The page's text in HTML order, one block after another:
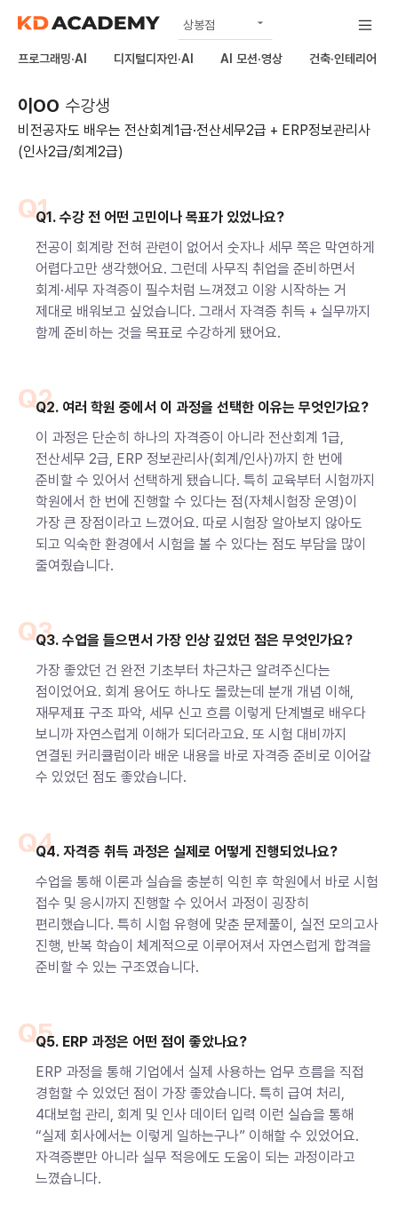
상봉점
공식
프로그래밍·AI 디지털디자인·AI AI 모션·영상 건축·인테리어
이OO 수강생
비전공자도 배우는 전산회계1급·전산세무2급 + ERP정보관리사
(인사2급/회계2급)
Q1Q1. 수강 전 어떤 고민이나 목표가 있었나요?
전공이 회계랑 전혀 관련이 없어서 숫자나 세무 쪽은 막연하게
어렵다고만 생각했어요. 그런데 사무직 취업을 준비하면서
회계·세무 자격증이 필수처럼 느껴졌고 이왕 시작하는 거
제대로 배워보고 싶었습니다. 그래서 자격증 취득 + 실무까지
함께 준비하는 것을 목표로 수강하게 됐어요.
Q2Q2. 여러 학원 중에서 이 과정을 선택한 이유는 무엇인가요?
이 과정은 단순히 하나의 자격증이 아니라 전산회계 1급,
전산세무 2급, ERP 정보관리사(회계/인사)까지 한 번에
준비할 수 있어서 선택하게 됐습니다. 특히 교육부터 시험까지
학원에서 한 번에 진행할 수 있다는 점(자체시험장 운영)이
가장 큰 장점이라고 느꼈어요. 따로 시험장 알아보지 않아도
되고 익숙한 환경에서 시험을 볼 수 있다는 점도 부담을 많이
줄여줬습니다.
Q3Q3. 수업을 들으면서 가장 인상 깊었던 점은 무엇인가요?
가장 좋았던 건 완전 기초부터 차근차근 알려주신다는
점이었어요. 회계 용어도 하나도 몰랐는데 분개 개념 이해,
재무제표 구조 파악, 세무 신고 흐름 이렇게 단계별로 배우다
보니까 자연스럽게 이해가 되더라고요. 또 시험 대비까지
연결된 커리큘럼이라 배운 내용을 바로 자격증 준비로 이어갈
수 있었던 점도 좋았습니다.
Q4Q4. 자격증 취득 과정은 실제로 어떻게 진행되었나요?
수업을 통해 이론과 실습을 충분히 익힌 후 학원에서 바로 시험
접수 및 응시까지 진행할 수 있어서 과정이 굉장히
편리했습니다. 특히 시험 유형에 맞춘 문제풀이, 실전 모의고사
진행, 반복 학습이 체계적으로 이루어져서 자연스럽게 합격을
준비할 수 있는 구조였습니다.
Q5Q5. ERP 과정은 어떤 점이 좋았나요?
ERP 과정을 통해 기업에서 실제 사용하는 업무 흐름을 직접
경험할 수 있었던 점이 가장 좋았습니다. 특히 급여 처리,
4대보험 관리, 회계 및 인사 데이터 입력 이런 실습을 통해
“실제 회사에서는 이렇게 일하는구나” 이해할 수 있었어요.
자격증뿐만 아니라 실무 적응에도 도움이 되는 과정이라고
느꼈습니다.